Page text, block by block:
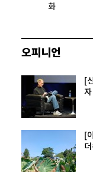
화
오피니언
[
자
[